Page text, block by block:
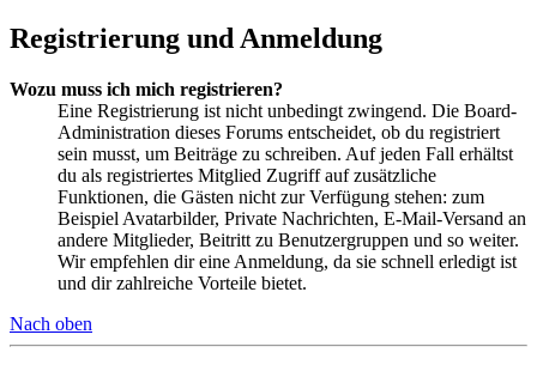
Registrierung und Anmeldung
Wozu muss ich mich registrieren?
Eine Registrierung ist nicht unbedingt zwingend. Die Board-
Administration dieses Forums entscheidet, ob du registriert
sein musst, um Beiträge zu schreiben. Auf jeden Fall erhältst
du als registriertes Mitglied Zugriff auf zusätzliche
Funktionen, die Gästen nicht zur Verfügung stehen: zum
Beispiel Avatarbilder, Private Nachrichten, E-Mail-Versand an
andere Mitglieder, Beitritt zu Benutzergruppen und so weiter.
Wir empfehlen dir eine Anmeldung, da sie schnell erledigt ist
und dir zahlreiche Vorteile bietet.
Nach oben